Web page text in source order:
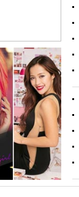
特工、寻找浪漫